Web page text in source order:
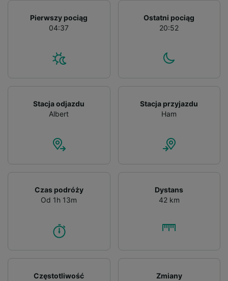
Pierwszy pociąg
04:37
Ostatni pociąg
20:52
Stacja odjazdu
Albert
Stacja przyjazdu
Ham
Czas podróży
Od 1h 13m
Dystans
42 km
Częstotliwość Zmiany